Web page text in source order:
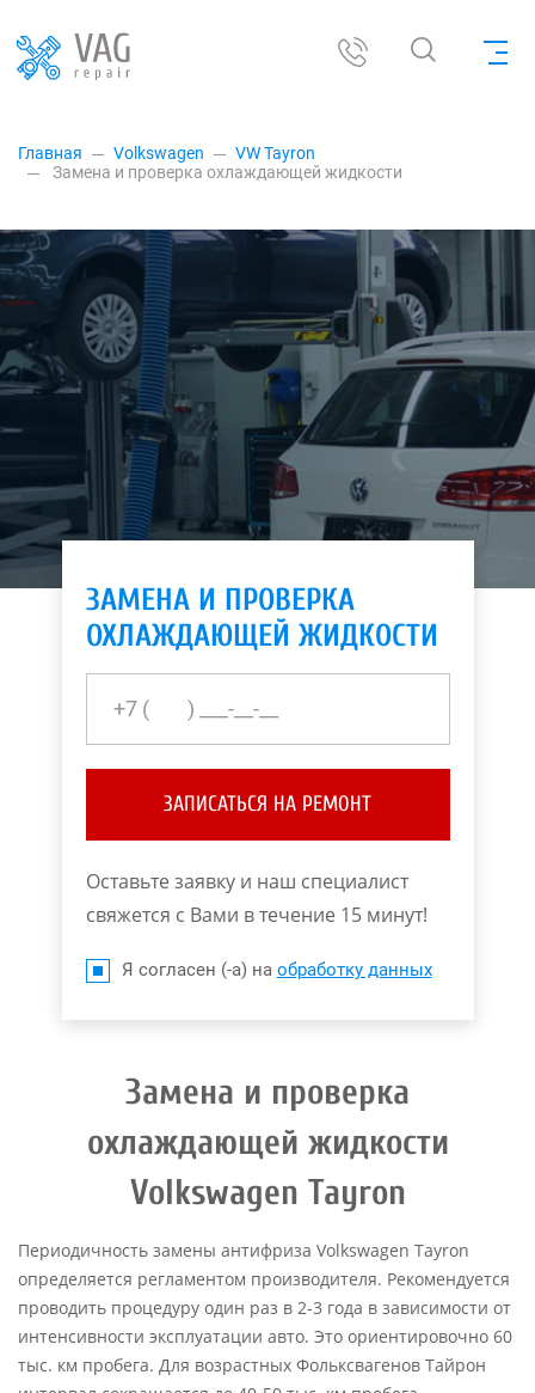
Главная Volkswagen
VW Tayron
Замена и проверка охлаждающей жидкости
ЗАМЕНА И ПРОВЕРКА
ОХЛАЖДАЮЩЕЙ ЖИДКОСТИ
ЗАПИСАТЬСЯ НА РЕМОНТ
Оставьте заявку и наш специалист
свяжется с Вами в течение 15 минут!
Я согласен (-а) на обработку данных
Замена и проверка
охлаждающей жидкости
Volkswagen Tayron
Периодичность замены антифриза Volkswagen Tayron
определяется регламентом производителя. Рекомендуется
проводить процедуру один раз в 2-3 года в зависимости от
интенсивности эксплуатации авто. Это ориентировочно 60
тыс. км пробега. Для возрастных Фольксвагенов Тайрон